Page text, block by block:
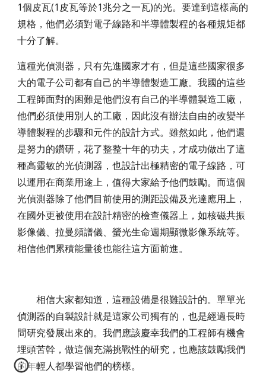
1個皮瓦(1皮瓦等於1兆分之一瓦)的光。要達到這樣高的
規格，他們必須對電子線路和半導體製程的各種規矩都
十分了解。
這種光偵測器，只有先進國家才有，但是這些國家很多
大的電子公司都有自己的半導體製造工廠。我國的這些
工程師面對的困難是他們沒有自己的半導體製造工廠，
他們必須使用別人的工廠，因此沒有辦法自由的改變半
導體製程的步驟和元件的設計方式。雖然如此，他們還
是努力的鑽研，花了整整十年的功夫，才成功做出了這
種高靈敏的光偵測器，也設計出極精密的電子線路，可
以運用在商業用途上，值得大家給予他們鼓勵。而這個
光偵測器除了他們目前使用的測距設備及光達應用上，
在國外更被使用在設計精密的檢查儀器上，如核磁共振
影像儀、拉曼頻譜儀、螢光生命週期顯微影像系統等。
相信他們累積能量後也能往這方面前進。
相信大家都知道，這種設備是很難設計的。單單光
偵測器的自製設計就是這家公司獨有的，也是經過長時
間研究發展出來的。我們應該慶幸我們的工程師有機會
埋頭苦幹，做這個充滿挑戰性的研究，也應該鼓勵我們
的年輕人都學習他們的榜樣。